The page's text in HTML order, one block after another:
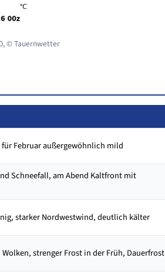
© Tauernwetter
Februar außergewöhnlich mild
Schneefall, am Abend Kaltfront mit
starker Nordwestwind, deutlich kälter
strenger Frost in der Früh, Dauerfrost